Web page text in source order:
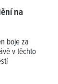
na
boje za
v těchto